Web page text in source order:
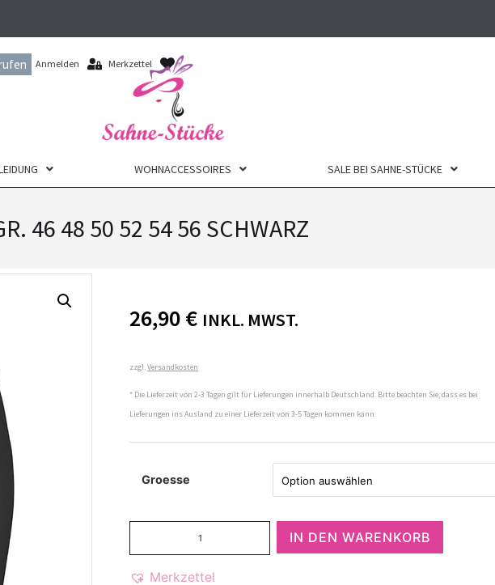
Anmelden Merkzettel
WOHNACCESSOIRES SALE BEI SAHNE-STÜCKE
46 48 50 52 54 56 SCHWARZ
26,90€ INKL. MWST.
zzgl.Versandkosten
* Die Lieferzeit von 2-3 Tagen gilt für Lieferungen innerhalb Deutschland. Bitte beachten Sie, dass es bei
Lieferungen ins Ausland zu einer Lieferzeit von 3-5 Tagen kommen kann.
Groesse
IN DEN WARENKORB
Merkzettel